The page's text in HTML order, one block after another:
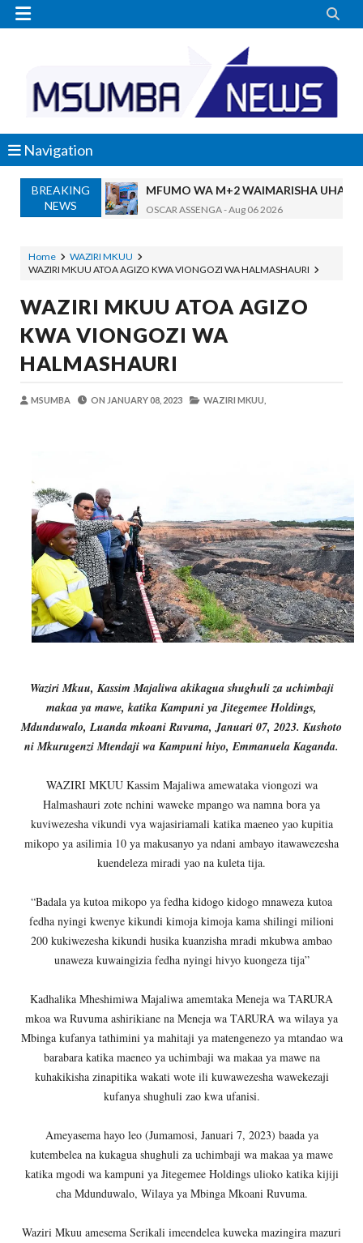
 
Navigation
BREAKING
NEWS
MFUMO WA M+2 WAIMARISHA
OSCAR ASSENGA-Aug 06 2026
SERIKALI YASISITIZA USHINDANI WA HAKI
SERIKALI INATAMBUA MCHANGO WA
OSCAR ASSENGA-
OSCAR ASSENGA
MWANRI APOKELEWA MAKAO
OSCAR ASSENGA-Aug 06 2026
PINDA APONGEZA TVLA KWA
OSCAR ASSENGA-Aug 06 2026
Home
WAZIRI MKUU
WAZIRI MKUU ATOA AGIZO KWA VIONGOZI WA HALMASHAURI
WAZIRI MKUU ATOA AGIZO
KWA VIONGOZI WA
HALMASHAURI
MSUMBA ON JANUARY 08, 2023 WAZIRI MKUU,
Waziri Mkuu, Kassim Majaliwa akikagua shughuli za uchimbaji
makaa ya mawe, katika Kampuni ya Jitegemee Holdings,
Mdunduwalo, Luanda mkoani Ruvuma, Januari 07, 2023. Kushoto
ni Mkurugenzi Mtendaji wa Kampuni hiyo, Emmanuela Kaganda.
WAZIRI MKUU Kassim Majaliwa amewataka viongozi wa
Halmashauri zote nchini waweke mpango wa namna bora ya
kuviwezesha vikundi vya wajasiriamali katika maeneo yao kupitia
mikopo ya asilimia 10 ya makusanyo ya ndani ambayo itawawezesha
kuendeleza miradi yao na kuleta tija.
“Badala ya kutoa mikopo ya fedha kidogo kidogo mnaweza kutoa
fedha nyingi kwenye kikundi kimoja kimoja kama shilingi milioni
200 kukiwezesha kikundi husika kuanzisha mradi mkubwa ambao
unaweza kuwaingizia fedha nyingi hivyo kuongeza tija”
Kadhalika Mheshimiwa Majaliwa amemtaka Meneja wa TARURA
mkoa wa Ruvuma ashirikiane na Meneja wa TARURA wa wilaya ya
Mbinga kufanya tathimini ya mahitaji ya matengenezo ya mtandao wa
barabara katika maeneo ya uchimbaji wa makaa ya mawe na
kuhakikisha zinapitika wakati wote ili kuwawezesha wawekezaji
kufanya shughuli zao kwa ufanisi.
Ameyasema hayo leo (Jumamosi, Januari 7, 2023) baada ya
kutembelea na kukagua shughuli za uchimbaji wa makaa ya mawe
katika mgodi wa kampuni ya Jitegemee Holdings ulioko katika kijiji
cha Mdunduwalo, Wilaya ya Mbinga Mkoani Ruvuma.
Waziri Mkuu amesema Serikali imeendelea kuweka mazingira mazuri